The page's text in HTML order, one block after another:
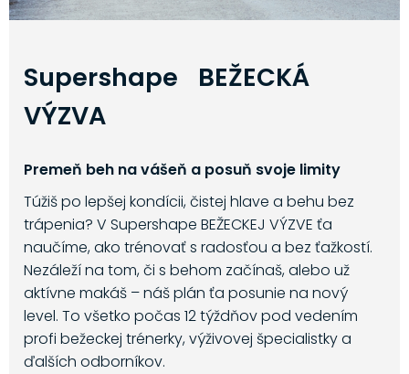
Supershape BEŽECKÁ
VÝZVA
Premeň beh na vášeň a posuň svoje limity
Túžiš po lepšej kondícii, čistej hlave a behu bez
trápenia? V Supershape BEŽECKEJ VÝZVE ťa
naučíme, ako trénovať s radosťou a bez ťažkostí.
Nezáleží na tom, či s behom začínaš, alebo už
aktívne makáš – náš plán ťa posunie na nový
level. To všetko počas 12 týždňov pod vedením
profi bežeckej trénerky, výživovej špecialistky a
ďalších odborníkov.